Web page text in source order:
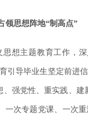
领思想阵地“制高点”
想主题教育工作，
引导毕业生坚定前进
、强党性、重实践、
一次专题党课、一次